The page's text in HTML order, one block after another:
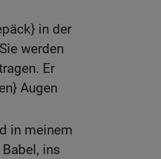
in der
werden
Er
Augen
in meinem
ins